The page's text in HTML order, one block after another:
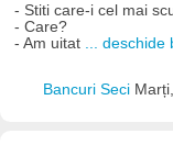
- Stiti care-i cel mai
- Care?
- Am uitat
... deschide
Bancuri Seci